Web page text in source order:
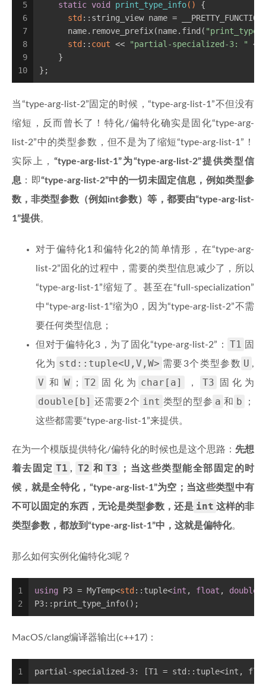
5
6
7
8
9
10
static void print_type_info()
{
std ::string_view name =
      name.remove_prefix(name.find(
std :: cout << "partial-specialized-3: "
<<
    }
};
当“type-arg-list-2”固定的时候，“type-arg-list-1”不但没有
缩短，反而曾长了！特化/偏特化确实是固化“type-arg-
list-2”中的类型参数，但不是为了缩短“type-arg-list-1”！
实际上，“type-arg-list-1”为“type-arg-list-2”提供类型信
息 ：即“type-arg-list-2”中的一切未固定信息，例如类型参
数，非类型参数（例如int参数）等，都要由“type-arg-list-
1”提供。
对于偏特化1和偏特化2的简单情形，在“type-arg-
list-2”固化的过程中，需要的类型信息减少了，所以
“type-arg-list-1”缩短了。甚至在“full-specialization”
中“type-arg-list-1”缩为0，因为“type-arg-list-2”不需
要任何类型信息；
但对于偏特化3，为了固化“type-arg-list-2”：
T1 固
化为 std::tuple<U,V,W> 需要3个类型参数 U ,
V 和 W ； T2 固化为 char[a] ， T3 固化为
double[b] 还需要2个 int 类型的型参 a 和 b
；
这些都需要“type-arg-list-1”来提供。
在为一个模版提供特化/偏特化的时候也是这个思路： 先想
着去固定 T1 , T2 和 T3
；当这些类型能全部固定的时
候，就是全特化，“type-arg-list-1”为空；当这些类型中有
不可以固定的东西，无论是类型参数，还是 int 这样的非
类型参数，都放到“type-arg-list-1”中，这就是偏特化。
那么如何实例化偏特化3呢？
1
2
using P3 = MyTemp<std ::tuple<int , float , double
P3::print_type_info();
MacOS/clang编译器输出(c++17)：
1 partial-specialized-3: [T1 = std::tuple<int,